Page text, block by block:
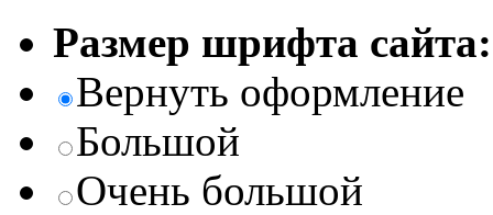
Размер шрифта сайта:
Вернуть оформление
Большой
Очень большой